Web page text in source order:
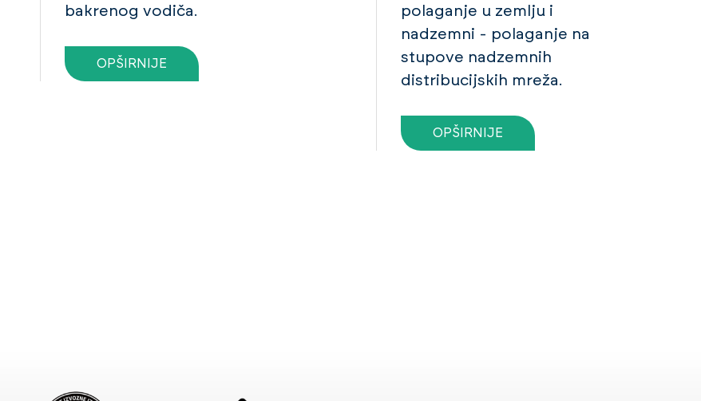
bakrenog vodiča.
OPŠIRNIJE
polaganje u zemlju i
nadzemni - polaganje na
stupove nadzemnih
distribucijskih mreža.
OPŠIRNIJE